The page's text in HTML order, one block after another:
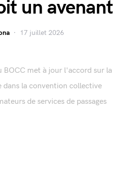
un avenant
17 juillet 2026
BOCC met à jour l'accord sur la
la convention collective
de services de passages